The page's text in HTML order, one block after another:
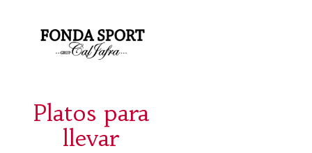
Platos para
llevar